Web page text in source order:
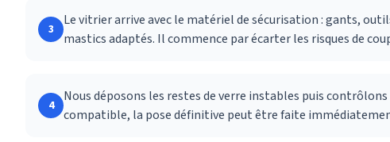
3
Le vitrier arrive avec le matériel de sécurisation : gants,
mastics adaptés. Il commence par écarter les risques de
4
Nous déposons les restes de verre instables puis
compatible, la pose définitive peut être faite